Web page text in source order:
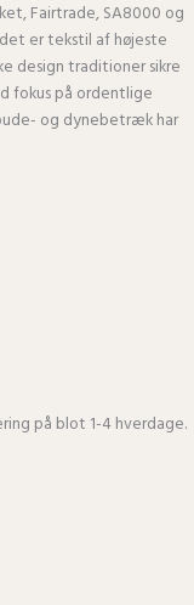
Fairtrade, SA8000 og
er tekstil af højeste
design traditioner sikre
fokus på ordentlige
og dynebetræk har
på blot 1-4 hverdage.